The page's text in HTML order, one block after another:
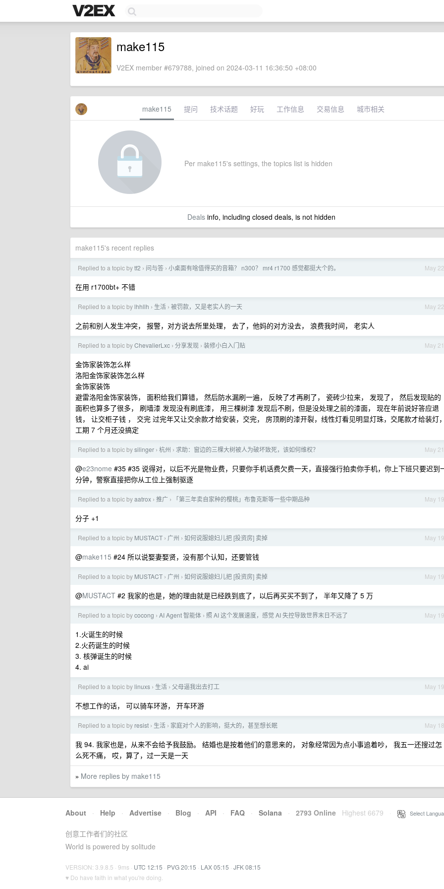
make115
V2EX member #679788, joined on 2024-03-11 16:36:50 +08:00
make115 提问 技术话题 好玩 工作信息 交易信息 城市相关
Per make115's settings, the topics list is hidden
Dealsinfo, including closed deals, is not hidden
make115's recent replies
May 22
Replied to a topic bytf2 › 问与答 › 小桌面有啥值得买的音箱？ n300？ mr4 r1700 感觉都挺大个的。
在用 r1700bt+ 不错
May 22
Replied to a topic by lhhllh › 生活 › 被罚款，又是老实人的一天
之前和别人发生冲突， 报警，对方说去所里处理， 去了，他妈的对方没去， 浪费我时间， 老实人
May 21
Replied to a topic byChevalierLxc › 分享发现 › 装修小白入门贴
金饰家装饰怎么样
洛阳金饰家装饰怎么样
金饰家装饰
避雷洛阳金饰家装饰， 面积给我们算错， 然后防水漏刷一遍， 反映了才再刷了， 瓷砖少拉来， 发现了， 然后发现贴的
面积也算多了很多， 刷墙漆 发现没有刷底漆， 用三棵树漆 发现后不刷，但是没处理之前的漆面， 现在年前说好答应退
钱， 让交柜子钱 ， 交完 过完年又让交余款才给安装，交完， 房顶刷的漆开裂，线性灯看见明显灯珠，交尾款才给装灯，
工期 7 个月还没搞定
May 21
Replied to a topic bysilinger › 杭州 › 求助：窗边的三棵大树被人为破坏致死，该如何维权？
@e23nome #35 #35 说得对，以后不光是物业费，只要你手机话费欠费一天，直接强行拍卖你手机，你上下班只要迟到
分钟，警察直接把你从工位上强制驱逐
May 19
Replied to a topic byaatrox › 推广 › 「第三年卖自家种的樱桃」布鲁克斯等一些中期品种
分子 +1
May 19
Replied to a topic by MUSTACT › 广州 › 如何说服媳妇儿把 [投资房] 卖掉
@make115 #24 所以说娶妻娶贤，没有那个认知，还要管钱
May 19
Replied to a topic by MUSTACT › 广州 › 如何说服媳妇儿把 [投资房] 卖掉
@MUSTACT #2 我家的也是，她的理由就是已经跌到底了，以后再买买不到了， 半年又降了 5 万
May 19
Replied to a topic bycocong › AI Agent 智能体 › 照 AI 这个发展速度，感觉 AI 失控导致世界末日不远了
1.火诞生的时候
2.火药诞生的时候
3. 核弹诞生的时候
4. ai
May 19
Replied to a topic by linuxs › 生活 › 父母逼我出去打工
不想工作的话， 可以骑车环游， 开车环游
May 18
Replied to a topic by resist › 生活 › 家庭对个人的影响，挺大的，甚至想长眠
我 94. 我家也是，从来不会给予我鼓励。 结婚也是按着他们的意思来的， 对象经常因为点小事追着吵， 我五一还搜过怎
么死不痛， 哎，算了，过一天是一天
» More replies by make115
About · Help · Advertise · Blog · API · FAQ · Solana · 2793 Online Highest 6679 Select
创意工作者们的社区
World is powered by solitude
VERSION: 3.9.8.5 · 9ms · UTC 12:15 · PVG 20:15 · LAX 05:15 · JFK 08:15
♥ Do have faith in what you're doing.